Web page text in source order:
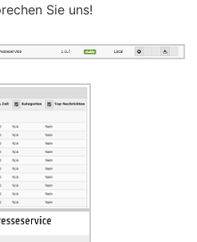
Sie uns!